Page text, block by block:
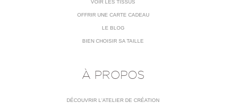
VOIR LES TISSUS
OFFRIR UNE CARTE CADEAU
LE BLOG
BIEN CHOISIR SA TAILLE
À PROPOS
DÉCOUVRIR L'ATELIER DE CRÉATION